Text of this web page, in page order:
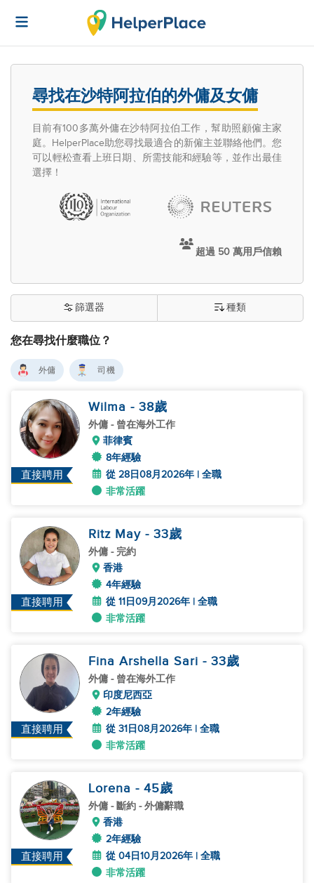
尋找在沙特阿拉伯的外傭及女傭
目前有100多萬外傭在沙特阿拉伯工作，幫助照顧僱主家
庭。HelperPlace助您尋找最適合的新僱主並聯絡他們。您
可以輕松查看上班日期、所需技能和經驗等，並作出最佳
選擇！
超過 50 萬用戶信賴
您在尋找什麼職位？
篩選器 種類
外傭 司機
直接聘用
Wilma - 38歲
外傭 - 曾在海外工作
菲律賓
8年經驗
從 28日08月2026年 | 全職
非常活躍
直接聘用
Ritz May - 33歲
外傭 - 完約
香港
4年經驗
從 11日09月2026年 | 全職
非常活躍
直接聘用
Fina Arshella Sari - 33歲
外傭 - 曾在海外工作
印度尼西亞
2年經驗
從 31日08月2026年 | 全職
非常活躍
直接聘用
Lorena - 45歲
外傭 - 斷約 - 外傭辭職
香港
2年經驗
從 04日10月2026年 | 全職
非常活躍